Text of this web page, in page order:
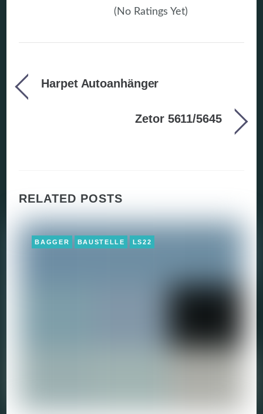
(No Ratings Yet)
Harpet Autoanhänger
Zetor 5611/5645
RELATED POSTS
BAGGER BAUSTELLE LS22